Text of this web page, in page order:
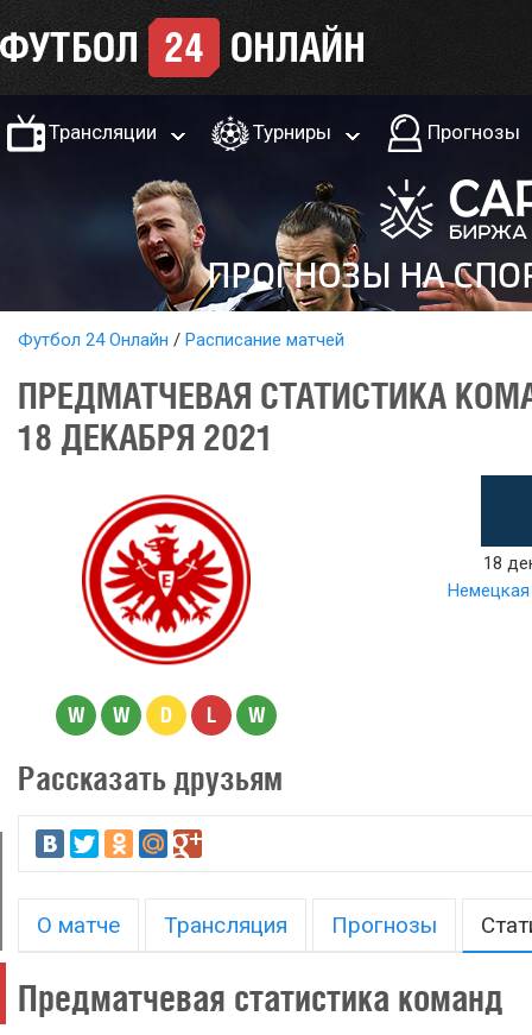
Трансляции Турниры Прогнозы
Футбол 24 Онлайн Расписание матчей
ПРЕДМАТЧЕВАЯ СТАТИСТИКА
18 ДЕКАБРЯ 2021
W W D L W
18
Немецкая
Рассказать друзьям
О матче Трансляция Прогнозы
Предматчевая статистика команд